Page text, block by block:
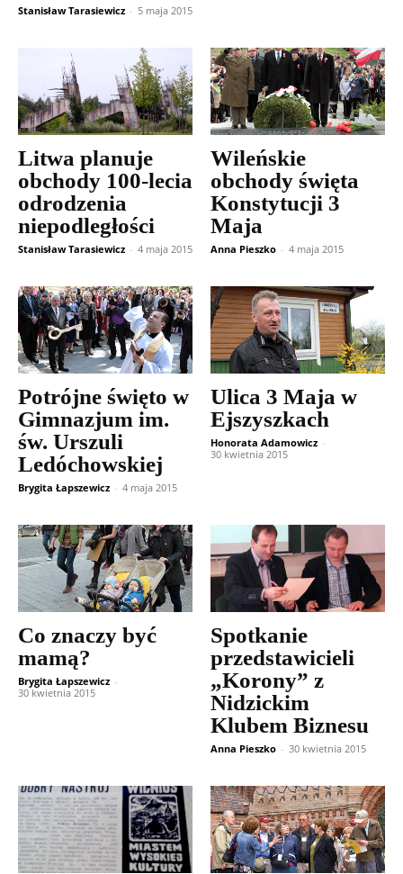
Stanisław Tarasiewicz - 5 maja 2015
Litwa planuje
obchody 100-lecia
odrodzenia
niepodległości
Stanisław Tarasiewicz - 4 maja 2015
Wileńskie
obchody święta
Konstytucji 3
Maja
Anna Pieszko - 4 maja 2015
Potrójne święto w
Gimnazjum im.
św. Urszuli
Ledóchowskiej
Brygita Łapszewicz - 4 maja 2015
Ulica 3 Maja w
Ejszyszkach
Honorata Adamowicz -
30 kwietnia 2015
Co znaczy być
mamą?
Brygita Łapszewicz -
30 kwietnia 2015
Spotkanie
przedstawicieli
„Korony” z
Nidzickim
Klubem Biznesu
Anna Pieszko - 30 kwietnia 2015